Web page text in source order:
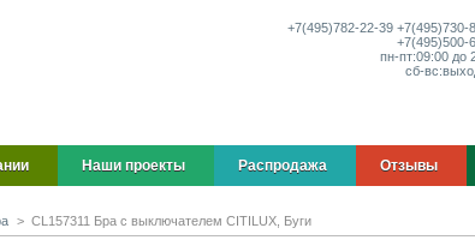
+7(495)782-22-39 +7(495)730-
+7(495)500-
пн-пт:09:00 до
сб-вс:
Наши проекты Распродажа Отзывы
> CL157311 Бра с выключателем CITILUX, Буги